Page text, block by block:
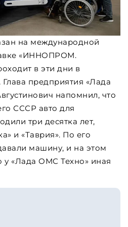
на международной
«ИННОПРОМ.
в эти дни в
Глава предприятия «Лада
напомнил, что
СССР авто для
три десятка лет,
и «Таврия». По его
машину, и на этом
у «Лада ОМС Техно» иная